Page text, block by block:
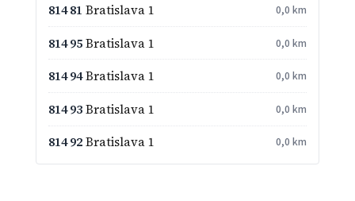
814 81 Bratislava 1 0,0 km
814 95Bratislava 1 0,0 km
814 94Bratislava 1 0,0 km
814 93Bratislava 1 0,0 km
814 92Bratislava 1 0,0 km